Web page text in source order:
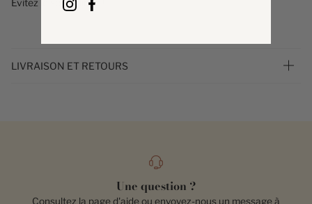
LIVRAISON ET RETOURS
Une question ?
Consultez la page d'aide ou envoyez-nous un message à